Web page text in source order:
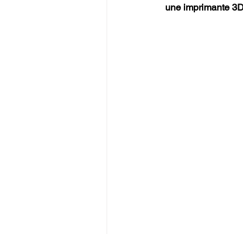
une imprimante